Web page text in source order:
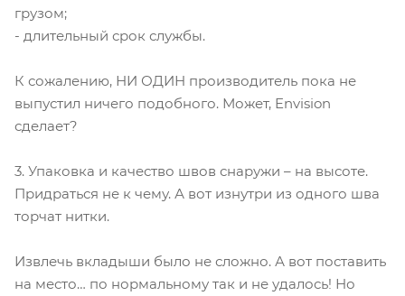
грузом;
- длительный срок службы.
К сожалению, НИ ОДИН производитель пока не
выпустил ничего подобного. Может, Envision
сделает?
3. Упаковка и качество швов снаружи – на высоте.
Придраться не к чему. А вот изнутри из одного шва
торчат нитки.
Извлечь вкладыши было не сложно. А вот поставить
на место… по нормальному так и не удалось! Но